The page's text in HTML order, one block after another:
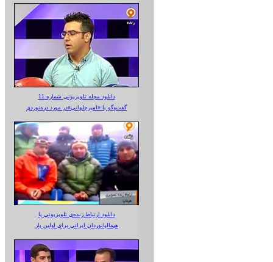
دانلود مجله تلویزیونی شماره 11
گفت‌وگو با «امیرجلوانی»در مورد دره‌نوردی
دانلود ارتباط زنده‌ی تلویزیونی‌ با
هیمالیانوردان ایرانی برای اولین بار